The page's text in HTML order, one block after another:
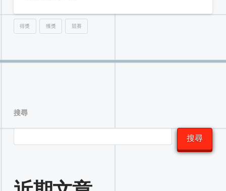
得獎 獲獎 競賽
搜尋
搜尋